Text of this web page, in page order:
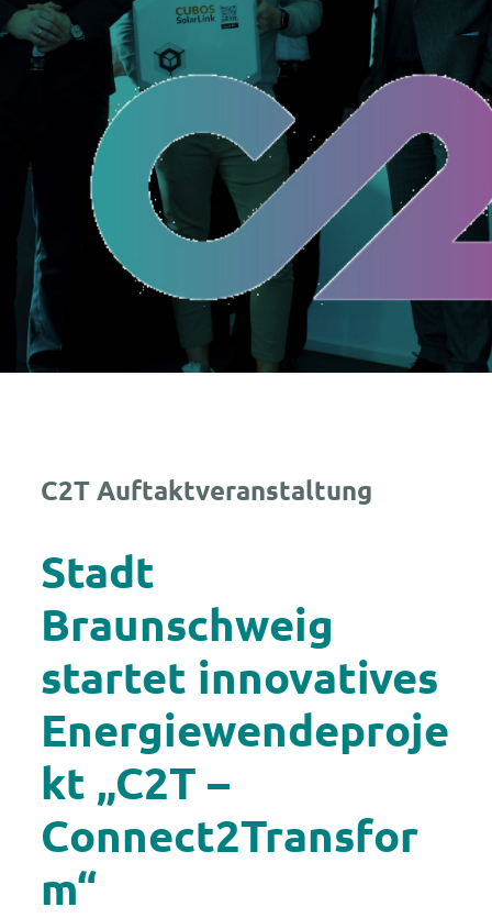
C2T Auftaktveranstaltung
Stadt
Braunschweig
startet innovatives
Energiewendeproje
kt „C2T –
Connect2Transfor
m“